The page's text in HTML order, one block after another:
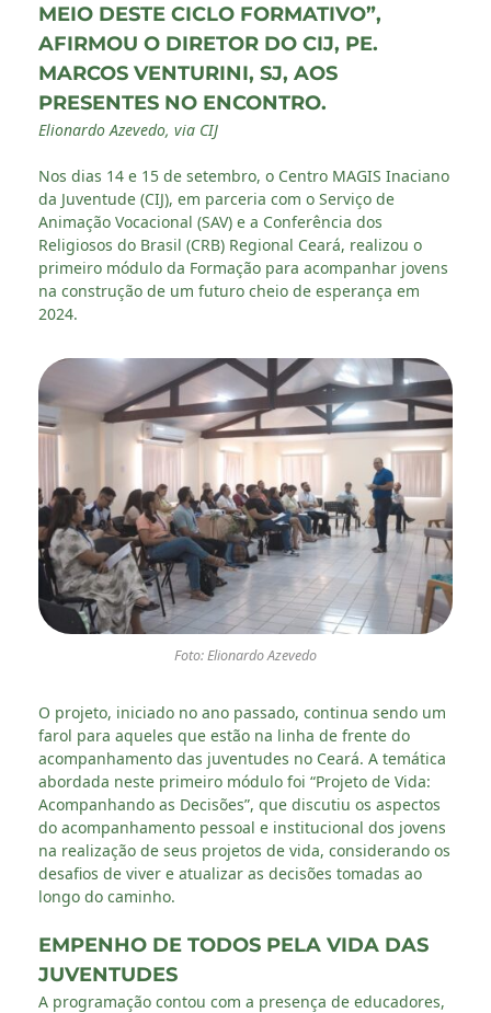
MEIO DESTE CICLO FORMATIVO”,
AFIRMOU O DIRETOR DO CIJ, PE.
MARCOS VENTURINI, SJ, AOS
PRESENTES NO ENCONTRO.
Elionardo Azevedo, via CIJ
Nos dias 14 e 15 de setembro, o Centro MAGIS Inaciano
da Juventude (CIJ), em parceria com o Serviço de
Animação Vocacional (SAV) e a Conferência dos
Religiosos do Brasil (CRB) Regional Ceará, realizou o
primeiro módulo da Formação para acompanhar jovens
na construção de um futuro cheio de esperança em
2024.
Foto: Elionardo Azevedo
O projeto, iniciado no ano passado, continua sendo um
farol para aqueles que estão na linha de frente do
acompanhamento das juventudes no Ceará. A temática
abordada neste primeiro módulo foi “Projeto de Vida:
Acompanhando as Decisões”, que discutiu os aspectos
do acompanhamento pessoal e institucional dos jovens
na realização de seus projetos de vida, considerando os
desafios de viver e atualizar as decisões tomadas ao
longo do caminho.
EMPENHO DE TODOS PELA VIDA DAS
JUVENTUDES
A programação contou com a presença de educadores,